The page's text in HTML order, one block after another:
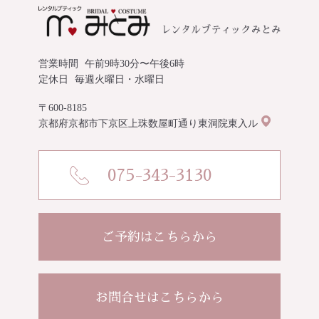
営業時間
午前9時30分〜午後6時
定休日
毎週火曜日・水曜日
〒600-8185
京都府京都市下京区上珠数屋町通り東洞院東入ル
075-343-3130
ご予約はこちらから
お問合せはこちらから